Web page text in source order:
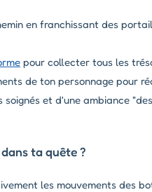
en franchissant des
pour collecter tous les
de ton personnage pour
et d'une ambiance
ta quête ?
les mouvements des